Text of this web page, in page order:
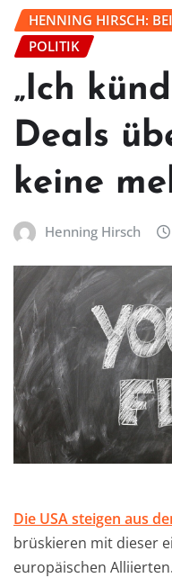
HENNING HIRSCH:
POLITIK
„Ich
Deals
keine
Henning Hirsch
Die USA steigen aus
brüskieren mit dieser
europäischen